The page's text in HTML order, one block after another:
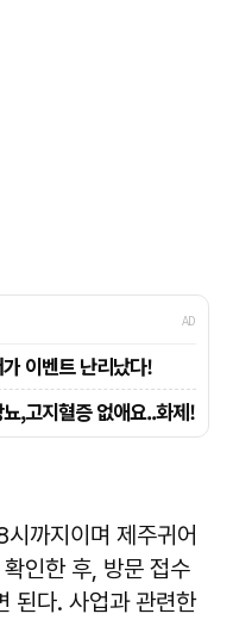
까지이며 제주귀어
인한 후, 방문 접수
된다. 사업과 관련한